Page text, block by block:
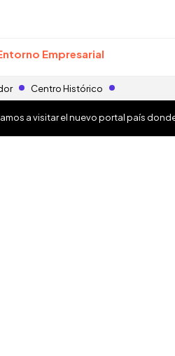
Empresarial
Centro Histórico
a visitar el nuevo portal país